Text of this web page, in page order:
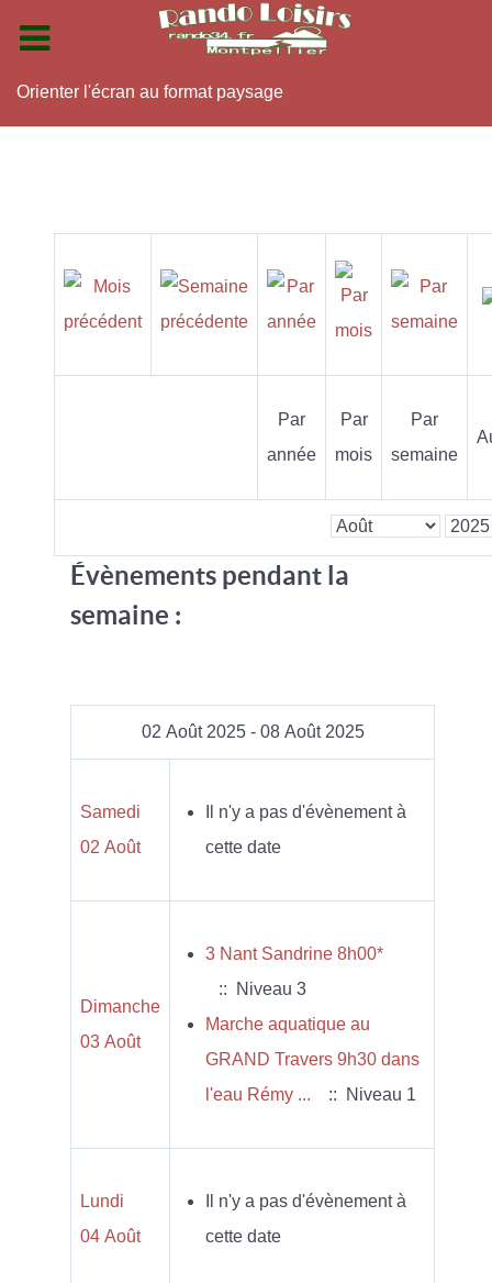
Orienter l'écran au format paysage
Par
année
Par
mois
Par
semaine
Évènements pendant la
semaine :
02 Août 2025 - 08 Août 2025
Samedi
02 Août
Il n'y a pas d'évènement à
cette date
Dimanche
03 Août
3 Nant Sandrine 8h00*
:: Niveau 3
Marche aquatique au
GRAND Travers 9h30 dans
l'eau Rémy ...
:: Niveau 1
Lundi
04 Août
Il n'y a pas d'évènement à
cette date